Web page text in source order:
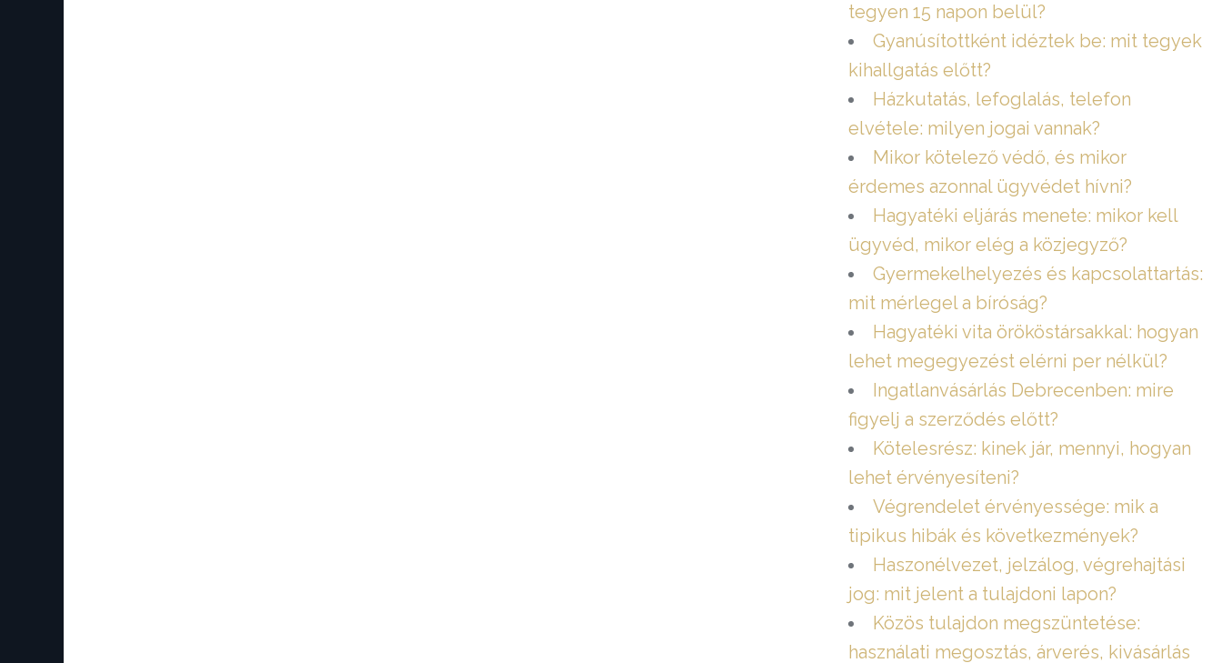
tegyen 15 napon belül?
Gyanúsítottként idéztek be: mit tegyek
kihallgatás előtt?
Házkutatás, lefoglalás, telefon
elvétele: milyen jogai vannak?
Mikor kötelező védő, és mikor
érdemes azonnal ügyvédet hívni?
Hagyatéki eljárás menete: mikor kell
ügyvéd, mikor elég a közjegyző?
Gyermekelhelyezés és kapcsolattartás:
mit mérlegel a bíróság?
Hagyatéki vita örököstársakkal: hogyan
lehet megegyezést elérni per nélkül?
Ingatlanvásárlás Debrecenben: mire
figyelj a szerződés előtt?
Kötelesrész: kinek jár, mennyi, hogyan
lehet érvényesíteni?
Végrendelet érvényessége: mik a
tipikus hibák és következmények?
Haszonélvezet, jelzálog, végrehajtási
jog: mit jelent a tulajdoni lapon?
Közös tulajdon megszüntetése:
használati megosztás, árverés, kivásárlás